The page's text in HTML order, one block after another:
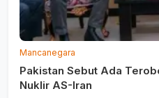
Mancanegara
Pakistan Sebut Ada
Nuklir AS-Iran